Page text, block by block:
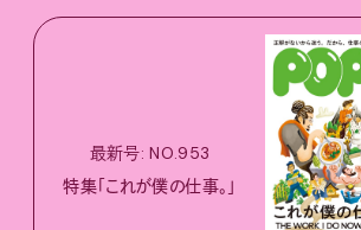
最新号: NO.953
特集「これが僕の仕事。」